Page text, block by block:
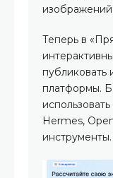
изображений.
Теперь в
публиковать
платформы.
Hermes,
инструменты.